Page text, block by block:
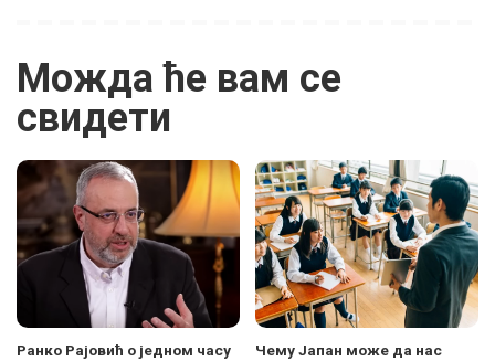
Можда ће вам се
свидети
Ранко Рајовић о једном часу
Чему Јапан може да нас